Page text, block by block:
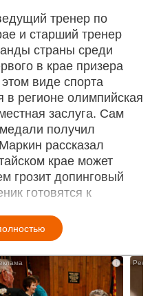
тренер по
и старший тренер
страны среди
в крае призера
виде спорта
в регионе олимпийская
заслуга. Сам
получил
рассказал
крае может
грозит допинговый
готовятся к